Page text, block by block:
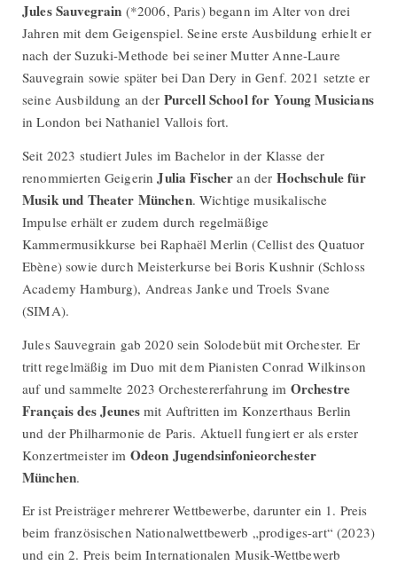
Jules Sauvegrain (*2006, Paris) begann im Alter von drei
Jahren mit dem Geigenspiel. Seine erste Ausbildung erhielt er
nach der Suzuki-Methode bei seiner Mutter Anne-Laure
Sauvegrain sowie später bei Dan Dery in Genf. 2021 setzte er
seine Ausbildung an der Purcell School for Young Musicians
in London bei Nathaniel Vallois fort.
Seit 2023 studiert Jules im Bachelor in der Klasse der
renommierten GeigerinJulia Fischer an der Hochschule für
Musik und Theater München. Wichtige musikalische
Impulse erhält er zudem durch regelmäßige
Kammermusikkurse bei Raphaël Merlin (Cellist des Quatuor
Ebène) sowie durch Meisterkurse bei Boris Kushnir (Schloss
Academy Hamburg), Andreas Janke und Troels Svane
(SIMA).
Jules Sauvegrain gab 2020 sein Solodebüt mit Orchester. Er
tritt regelmäßig im Duo mit dem Pianisten Conrad Wilkinson
auf und sammelte 2023 Orchestererfahrung im Orchestre
Français des Jeunesmit Auftritten im Konzerthaus Berlin
und der Philharmonie de Paris. Aktuell fungiert er als erster
Konzertmeister im Odeon Jugendsinfonieorchester
München.
Er ist Preisträger mehrerer Wettbewerbe, darunter ein 1. Preis
beim französischen Nationalwettbewerb „prodiges-art“ (2023)
und ein 2. Preis beim Internationalen Musik-Wettbewerb